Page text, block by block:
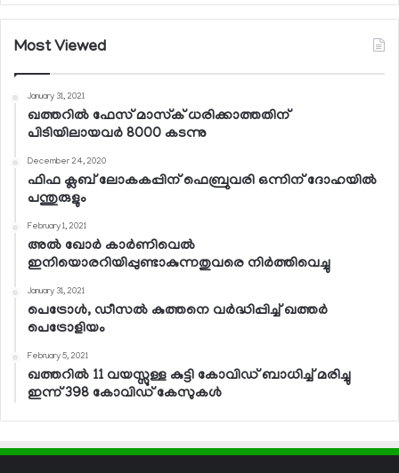
Most Viewed
January 31, 2021
ഖത്തറില്‍ ഫേസ് മാസ്‌ക് ധരിക്കാത്തതിന്
പിടിയിലായവര്‍ 8000 കടന്നു
December 24, 2020
ഫിഫ ക്ലബ് ലോകകപ്പിന് ഫെബ്രുവരി ഒന്നിന് ദോഹയില്‍
പന്തുരുളും
February 1, 2021
അല്‍ ഖോര്‍ കാര്‍ണിവെല്‍
ഇനിയൊരറിയിപ്പുണ്ടാകുന്നതുവരെ നിര്‍ത്തിവെച്ചു
January 31, 2021
പെട്രോള്‍, ഡീസല്‍ കുത്തനെ വര്‍ദ്ധിപ്പിച്ച് ഖത്തര്‍
പെട്രോളിയം
February 5, 2021
ഖത്തറില്‍ 11 വയസ്സുള്ള കുട്ടി കോവിഡ് ബാധിച്ച് മരിച്ചു
ഇന്ന് 398 കോവിഡ് കേസുകള്‍